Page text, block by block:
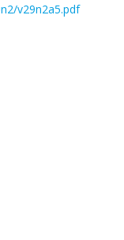
v29n2a5.pdf